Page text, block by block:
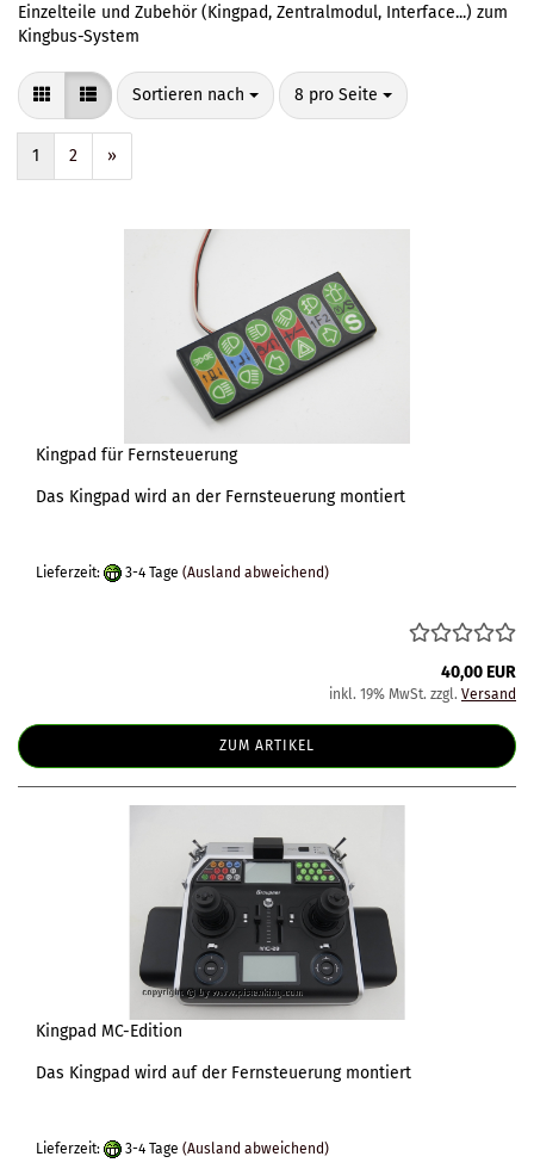
Einzelteile und Zubehör (Kingpad, Zentralmodul, Interface...) zum
Kingbus-System
Sortieren nach
Sortieren nach 8 pro Seite
pro Seite
1 2 »
Kingpad für Fernsteuerung
Das Kingpad wird an der Fernsteuerung montiert
Lieferzeit: 3-4 Tage (Ausland abweichend)
40,00 EUR
inkl. 19% MwSt. zzgl. Versand
ZUM ARTIKEL
Kingpad MC-Edition
Das Kingpad wird auf der Fernsteuerung montiert
Lieferzeit: 3-4 Tage (Ausland abweichend)